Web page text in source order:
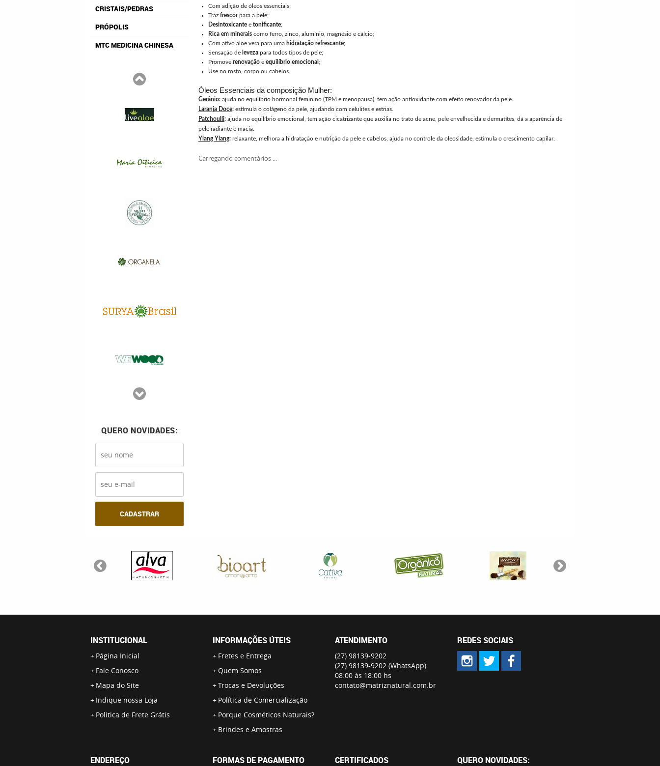
CRISTAIS/PEDRAS
PRÓPOLIS
MTC MEDICINA CHINESA
QUERO NOVIDADES:
CADASTRAR
Com adição de óleos essenciais;
Traz frescorpara a pele;
Desintoxicante e tonificante;
Rica em minerais como ferro, zinco, alumínio, magnésio e cálcio;
Com ativo aloe vera para uma hidratação refrescante;
Sensação de leveza para todos tipos de pele;
Promove renovação e equilíbrio emocional ;
Use no rosto, corpo ou cabelos.
Óleos Essenciais da composição Mulher:
Gerânio: ajuda no equilíbrio hormonal feminino (TPM e menopausa), tem ação antioxidante com efeito renovador da pele.
Laranja Doce: estimula o colágeno da pele, ajudando com celulites e estrias.
Patchoulli: ajuda no equilíbrio emocional, tem ação cicatrizante que auxilia no trato de acne, pele envelhecida e dermatites, dá a aparência de
pele radiante e macia.
Ylang Ylang: relaxante, melhora a hidratação e nutrição da pele e cabelos, ajuda no controle da oleosidade, estimula o crescimento capilar.
Carregando comentários ...
INSTITUCIONAL
Página Inicial
Fale Conosco
Mapa do Site
Indique nossa Loja
Politica de Frete Grátis
INFORMAÇÕES ÚTEIS
Fretes e Entrega
Quem Somos
Trocas e Devoluções
Política de Comercialização
Porque Cosméticos Naturais?
Brindes e Amostras
ATENDIMENTO
(27) 98139-9202
(27) 98139-9202 (WhatsApp)
08:00 às 18:00 hs
contato@matriznatural.com.br
REDES SOCIAIS
ENDEREÇO FORMAS DE PAGAMENTO CERTIFICADOS QUERO NOVIDADES: